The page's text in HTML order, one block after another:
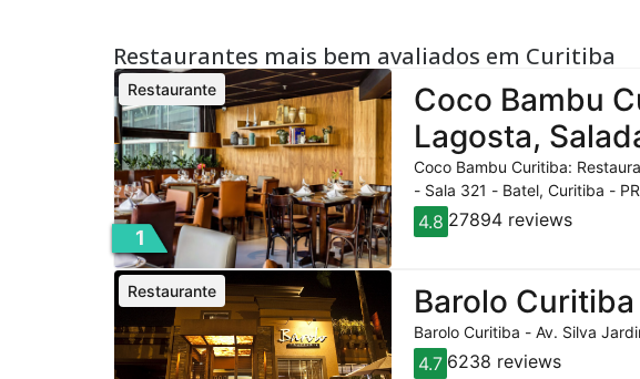
Restaurantes mais bem avaliados em Curitiba
1
Coco Bambu
Lagosta,
Restaurante
Coco Bambu Curitiba:
- Sala 321 - Batel, Curitiba -
4.8 27894 reviews
Barolo Curitiba
Restaurante
Barolo Curitiba - Av. Silva
4.7 6238 reviews